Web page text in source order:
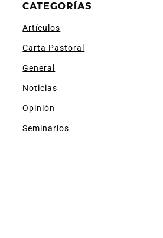
CATEGORÍAS
Artículos
Carta Pastoral
General
Noticias
Opinión
Seminarios